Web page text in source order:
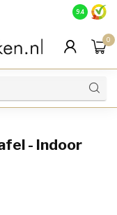
Gratis
9.4
0
- Indoor